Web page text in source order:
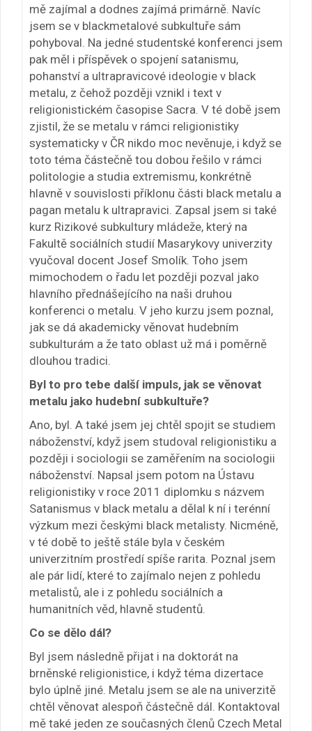
mě zajímal a dodnes zajímá primárně. Navíc
jsem se v blackmetalové subkultuře sám
pohyboval. Na jedné studentské konferenci jsem
pak měl i příspěvek o spojení satanismu,
pohanství a ultrapravicové ideologie v black
metalu, z čehož později vznikl i text v
religionistickém časopise Sacra. V té době jsem
zjistil, že se metalu v rámci religionistiky
systematicky v ČR nikdo moc nevěnuje, i když se
toto téma částečně tou dobou řešilo v rámci
politologie a studia extremismu, konkrétně
hlavně v souvislosti příklonu části black metalu a
pagan metalu k ultrapravici. Zapsal jsem si také
kurz Rizikové subkultury mládeže, který na
Fakultě sociálních studií Masarykovy univerzity
vyučoval docent Josef Smolík. Toho jsem
mimochodem o řadu let později pozval jako
hlavního přednášejícího na naši druhou
konferenci o metalu. V jeho kurzu jsem poznal,
jak se dá akademicky věnovat hudebním
subkulturám a že tato oblast už má i poměrně
dlouhou tradici.
Byl to pro tebe další impuls, jak se věnovat
metalu jako hudební subkultuře?
Ano, byl. A také jsem jej chtěl spojit se studiem
náboženství, když jsem studoval religionistiku a
později i sociologii se zaměřením na sociologii
náboženství. Napsal jsem potom na Ústavu
religionistiky v roce 2011 diplomku s názvem
Satanismus v black metalu a dělal k ní i terénní
výzkum mezi českými black metalisty. Nicméně,
v té době to ještě stále byla v českém
univerzitním prostředí spíše rarita. Poznal jsem
ale pár lidí, které to zajímalo nejen z pohledu
metalistů, ale i z pohledu sociálních a
humanitních věd, hlavně studentů.
Co se dělo dál?
Byl jsem následně přijat i na doktorát na
brněnské religionistice, i když téma dizertace
bylo úplně jiné. Metalu jsem se ale na univerzitě
chtěl věnovat alespoň částečně dál. Kontaktoval
mě také jeden ze současných členů Czech Metal